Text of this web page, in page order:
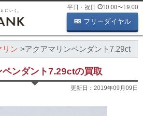
平日・祝日 10:00〜19:00
フリーダイヤル
リン アクアマリンペンダント7.29ct
ペンダント7.29ctの買取
更新日： 2019年09月09日